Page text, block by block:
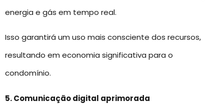
energia e gás em tempo real.
Isso garantirá um uso mais consciente dos recursos,
resultando em economia significativa para o
condomínio.
5. Comunicação digital aprimorada